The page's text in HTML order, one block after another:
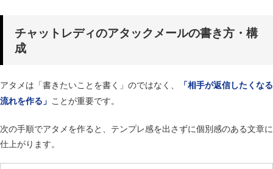
チャットレディのアタックメールの書き方・構
成
アタメは「書きたいことを書く」のではなく、
「相手が返信したくなる
流れを作る」 ことが重要です。
次の手順でアタメを作ると、テンプレ感を出さずに個別感のある文章に
仕上がります。